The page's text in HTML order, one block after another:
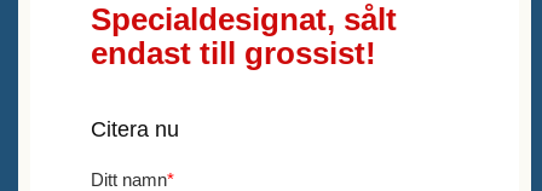
Specialdesignat, sålt
endast till grossist!
Citera nu
Ditt namn*